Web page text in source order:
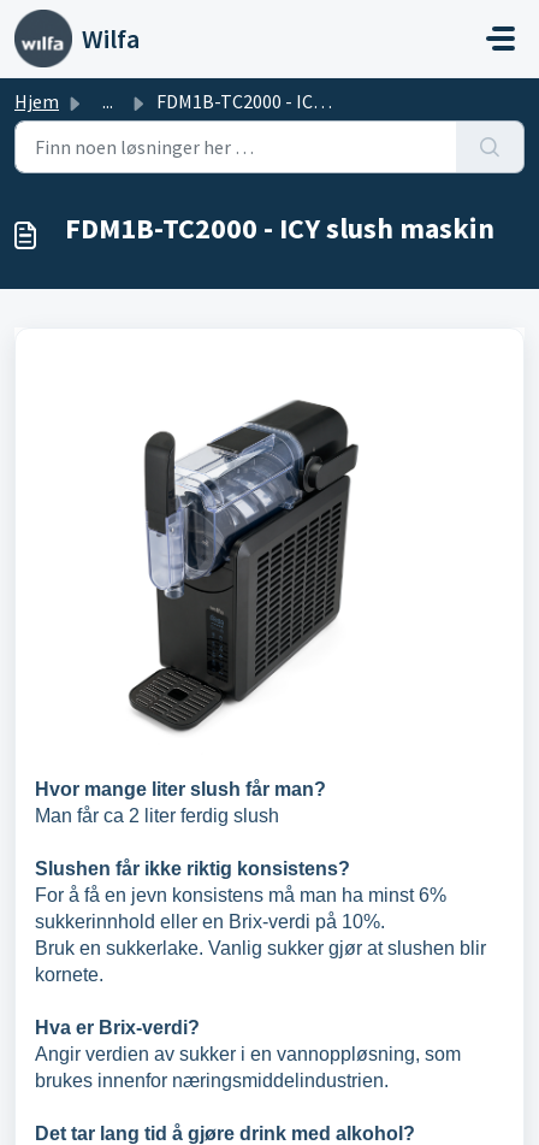
Gå til hovedinnhold
Wilfa
Hjem ... FDM1B-TC2000 - ICY slush maskin
FDM1B-TC2000 - ICY slush maskin
Hvor mange liter slush får man?
Man får ca 2 liter ferdig slush
Slushen får ikke riktig konsistens?
For å få en jevn konsistens må man ha minst 6%
sukkerinnhold eller en Brix-verdi på 10%.
Bruk en sukkerlake. Vanlig sukker gjør at slushen blir
kornete.
Hva er Brix-verdi?
Angir verdien av sukker i en vannoppløsning, som
brukes innenfor næringsmiddelindustrien.
Det tar lang tid å gjøre drink med alkohol?